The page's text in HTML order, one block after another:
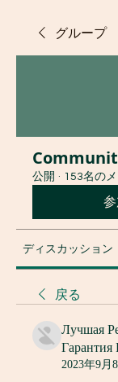
グループ
公開 · 153名の
ディスカッション
戻る
Лучшая
Гарантия
2023年9月